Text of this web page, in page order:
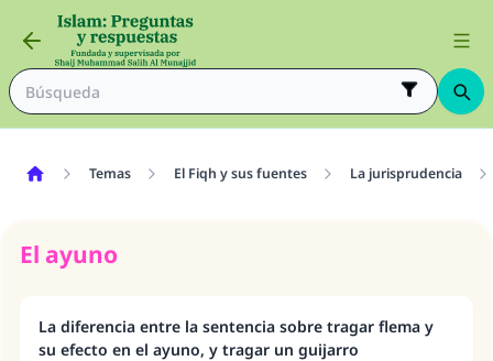
Temas El Fiqh y sus fuentes La jurisprudencia
El ayuno
La diferencia entre la sentencia sobre tragar flema y
su efecto en el ayuno, y tragar un guijarro